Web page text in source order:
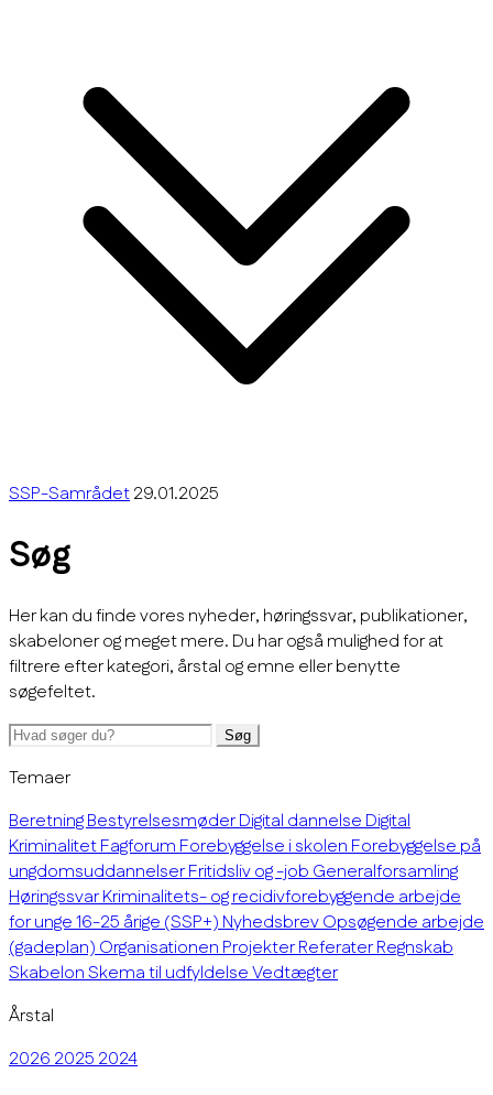
SSP-Samrådet29.01.2025
Søg
Her kan du finde vores nyheder, høringssvar, publikationer,
skabeloner og meget mere. Du har også mulighed for at
filtrere efter kategori, årstal og emne eller benytte
søgefeltet.
Søg
Temaer
BeretningBestyrelsesmøderDigital dannelseDigital
KriminalitetFagforumForebyggelse i skolenForebyggelse på
ungdomsuddannelserFritidsliv og -jobGeneralforsamling
HøringssvarKriminalitets- og recidivforebyggende arbejde
for unge 16-25 årige (SSP+)NyhedsbrevOpsøgende arbejde
(gadeplan)OrganisationenProjekterReferaterRegnskab
SkabelonSkema til udfyldelseVedtægter
Årstal
202620252024